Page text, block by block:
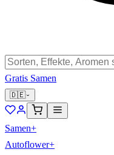
Gratis Samen
🇩🇪
Samen+
Autoflower+